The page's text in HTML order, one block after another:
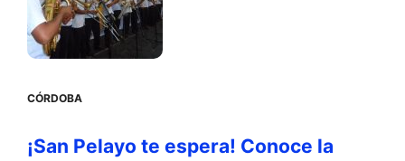
CÓRDOBA
¡San Pelayo te espera! Conoce la